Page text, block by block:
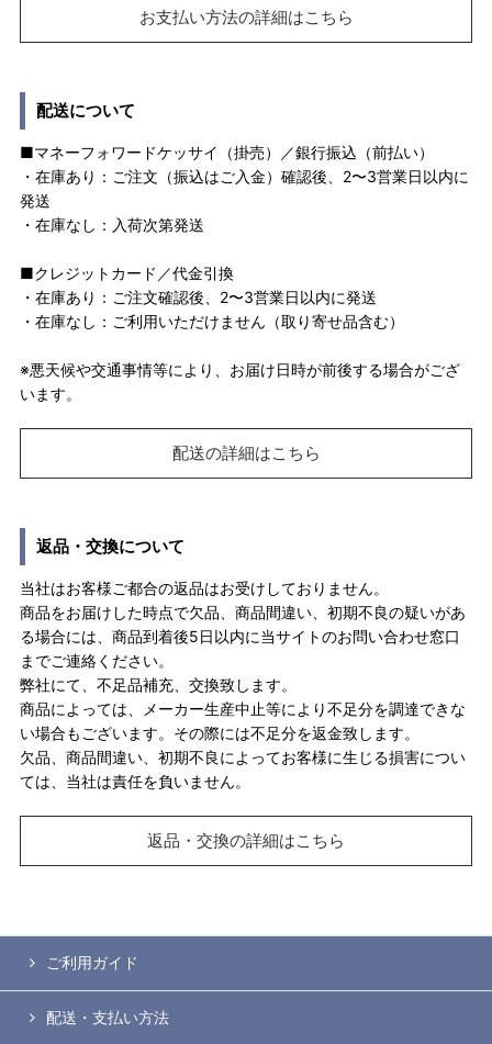
お支払い方法の詳細はこちら
配送について
■マネーフォワードケッサイ（掛売）／銀行振込（前払い）
・在庫あり：ご注文（振込はご入金）確認後、2〜3営業日以内に
発送
・在庫なし：入荷次第発送
■クレジットカード／代金引換
・在庫あり：ご注文確認後、2〜3営業日以内に発送
・在庫なし：ご利用いただけません（取り寄せ品含む）
※悪天候や交通事情等により、お届け日時が前後する場合がござ
います。
配送の詳細はこちら
返品・交換について
当社はお客様ご都合の返品はお受けしておりません。
商品をお届けした時点で欠品、商品間違い、初期不良の疑いがあ
る場合には、商品到着後5日以内に当サイトのお問い合わせ窓口
までご連絡ください。
弊社にて、不足品補充、交換致します。
商品によっては、メーカー生産中止等により不足分を調達できな
い場合もございます。その際には不足分を返金致します。
欠品、商品間違い、初期不良によってお客様に生じる損害につい
ては、当社は責任を負いません。
返品・交換の詳細はこちら
ご利用ガイド
配送・支払い方法